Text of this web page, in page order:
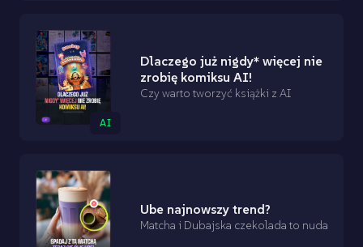
AI
Dlaczego już nigdy* więcej nie
zrobię komiksu AI!
Czy warto tworzyć książki z AI
Ube najnowszy trend?
Matcha i Dubajska czekolada to nuda